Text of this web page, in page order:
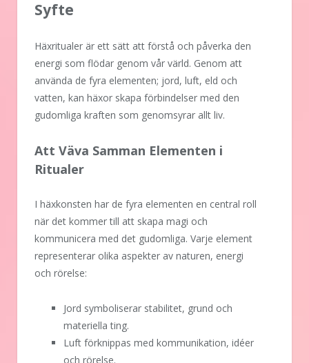
Syfte
Häxritualer är ett sätt att förstå och påverka den
energi som flödar genom vår värld. Genom att
använda de fyra elementen; jord, luft, eld och
vatten, kan häxor skapa förbindelser med den
gudomliga kraften som genomsyrar allt liv.
Att Väva Samman Elementen i
Ritualer
I häxkonsten har de fyra elementen en central roll
när det kommer till att skapa magi och
kommunicera med det gudomliga. Varje element
representerar olika aspekter av naturen, energi
och rörelse:
Jord symboliserar stabilitet, grund och
materiella ting.
Luft förknippas med kommunikation, idéer
och rörelse.